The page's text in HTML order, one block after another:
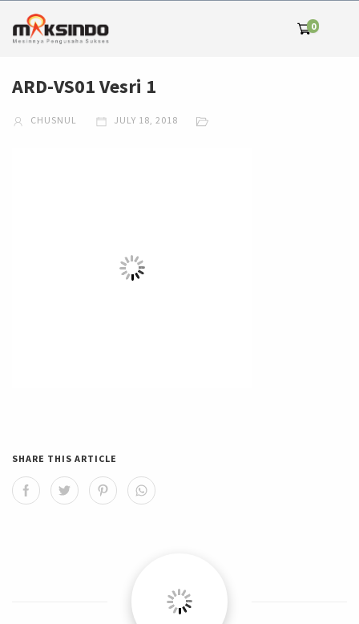
0
ARD-VS01 Vesri 1
CHUSNUL JULY 18, 2018
SHARE THIS ARTICLE